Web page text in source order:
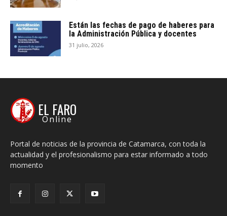
Están las fechas de pago de haberes para
la Administración Pública y docentes
31 julio, 2026
EL FARO
Online
Portal de noticias de la provincia de Catamarca, con toda la
actualidad y el profesionalismo para estar informado a todo
momento